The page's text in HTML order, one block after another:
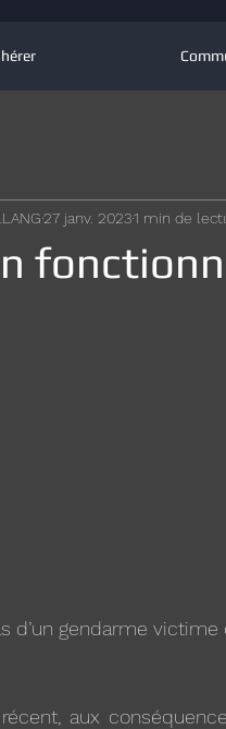
27 janv. 20231 min de
d’un gendarme
aux